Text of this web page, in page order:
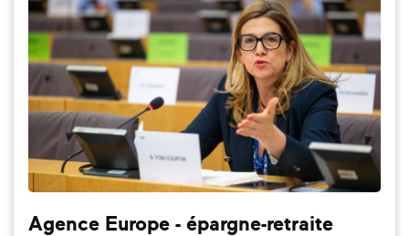
Agence Europe - épargne-retraite